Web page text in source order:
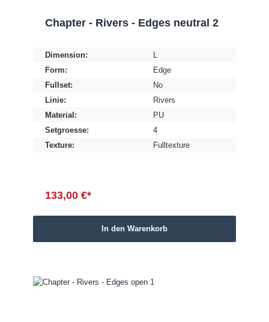
Chapter - Rivers - Edges neutral 2
Dimension:
L
Form:
Edge
Fullset:
No
Linie:
Rivers
Material:
PU
Setgroesse:
4
Texture:
Fulltexture
133,00 €*
In den Warenkorb